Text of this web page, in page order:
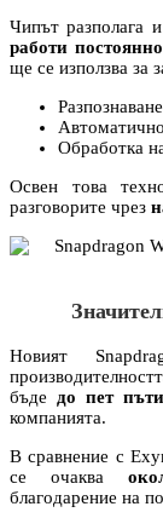
Чипът разполага
работи
ще се използва за
Обработка
Освен това
разговорите чрез
Новият
бъде до пет
компанията.
В сравнение с
се очаква
благодарение на